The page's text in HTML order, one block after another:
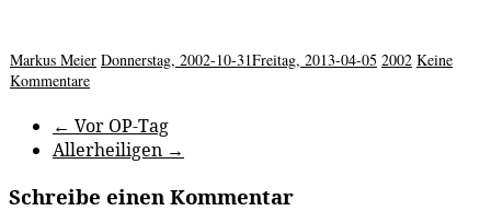
Markus Meier Donnerstag, 2002-10-31Freitag, 2013-04-05 2002 Keine
Kommentare
← Vor OP-Tag
Allerheiligen →
Schreibe einen Kommentar